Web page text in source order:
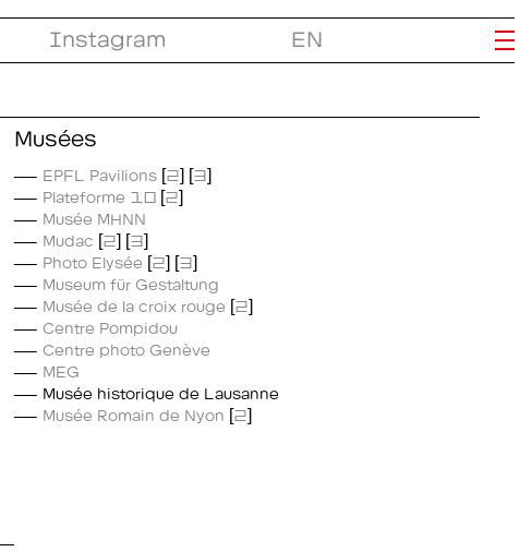
Instagram EN
Musées
EPFL Pavilions[2] [3]
Plateforme 10[2]
Musée MHNN
Mudac [2] [3]
Photo Elysée [2] [3]
Museum für Gestaltung
Musée de la croix rouge [2]
Centre Pompidou
Centre photo Genève
MEG
Musée historique de Lausanne
Musée Romain de Nyon [2]